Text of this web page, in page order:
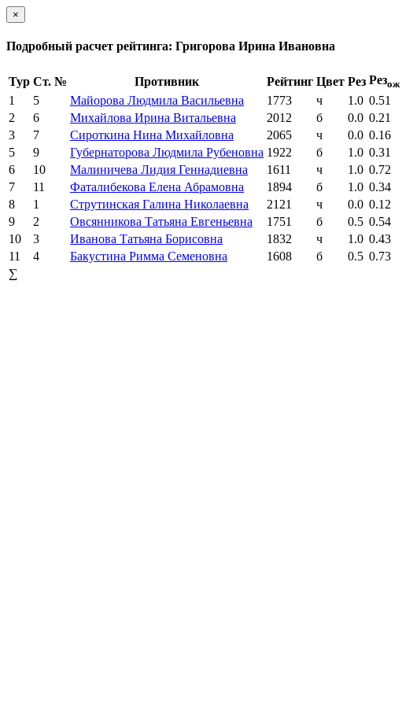
×
Подробный расчет рейтинга: Григорова Ирина Ивановна
Тур Ст. № Противник Рейтинг Цвет Рез Резож
1
5 Майорова Людмила Васильевна 1773 ч 1.0 0.51
2
6 Михайлова Ирина Витальевна 2012 б 0.0 0.21
3
7 Сироткина Нина Михайловна 2065 ч 0.0 0.16
5
9 Губернаторова Людмила Рубеновна 1922 б 1.0 0.31
6
10 Малиничева Лидия Геннадиевна 1611 ч 1.0 0.72
7
11 Фаталибекова Елена Абрамовна 1894 б 1.0 0.34
8
1 Струтинская Галина Николаевна 2121 ч 0.0 0.12
9
2 Овсянникова Татьяна Евгеньевна 1751 б 0.5 0.54
10
3 Иванова Татьяна Борисовна 1832 ч 1.0 0.43
11
4 Бакустина Римма Семеновна 1608 б 0.5 0.73
∑